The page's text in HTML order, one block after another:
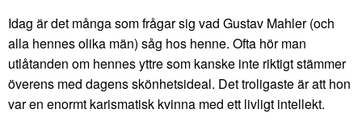
Idag är det många som frågar sig vad Gustav Mahler (och
alla hennes olika män) såg hos henne. Ofta hör man
utlåtanden om hennes yttre som kanske inte riktigt stämmer
överens med dagens skönhetsideal. Det troligaste är att hon
var en enormt karismatisk kvinna med ett livligt intellekt.